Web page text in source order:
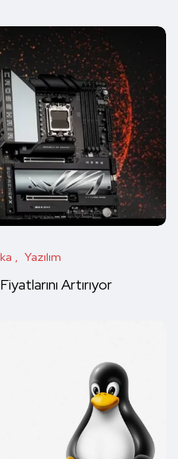
Yazılım
Artırıyor